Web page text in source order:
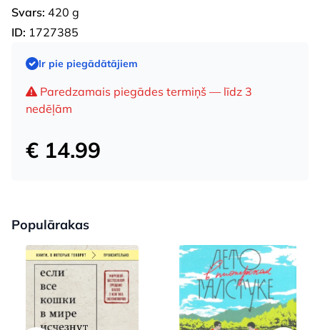
Svars: 420 g
ID: 1727385
Ir pie piegādātājiem
Paredzamais piegādes termiņš — līdz 3
nedēļām
€ 14.99
Populārakas